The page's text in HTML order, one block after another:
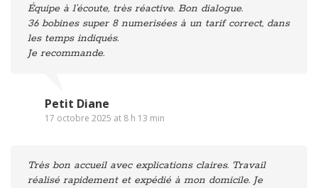
Équipe à l’écoute, très réactive. Bon dialogue.
36 bobines super 8 numerisées à un tarif correct, dans
les temps indiqués.
Je recommande.
Petit Diane
17 octobre 2025 at 8 h 13 min
Très bon accueil avec explications claires. Travail
réalisé rapidement et expédié à mon domicile. Je